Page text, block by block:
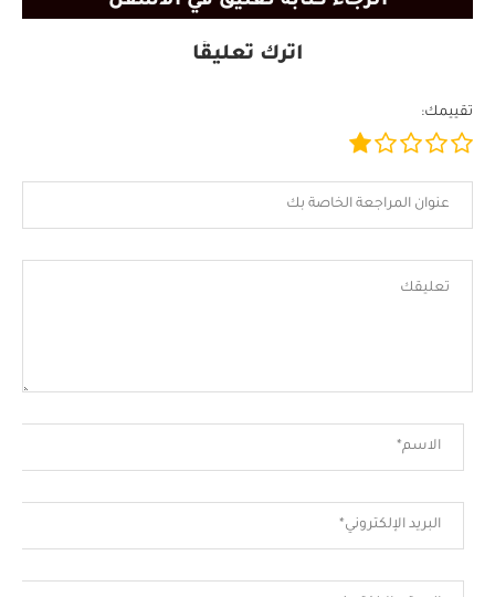
اترك تعليقًا
تقييمك: